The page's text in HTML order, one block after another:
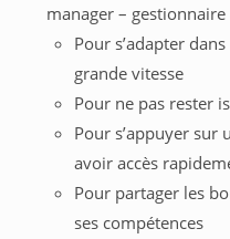
manager –
Pour s’adapter
grande vitesse
Pour ne pas rester
Pour s’appuyer sur
avoir accès
Pour partager les
ses compétences